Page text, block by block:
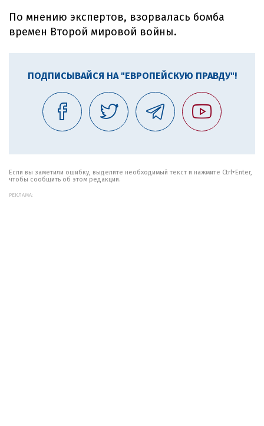
По мнению экспертов, взорвалась бомба
времен Второй мировой войны.
ПОДПИСЫВАЙСЯ НА "ЕВРОПЕЙСКУЮ ПРАВДУ"!
Если вы заметили ошибку, выделите необходимый текст и нажмите Ctrl+Enter,
чтобы сообщить об этом редакции.
РЕКЛАМА: